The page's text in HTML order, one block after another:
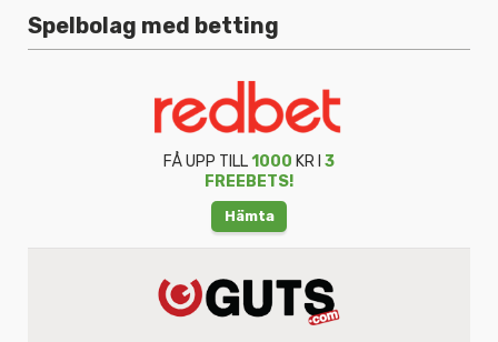
Spelbolag med betting
FÅ UPP TILL1000 KR I 3
FREEBETS!
Hämta